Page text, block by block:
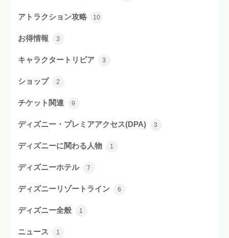
アトラクション攻略 10
お得情報 3
キャラクタートリビア 3
ショップ 2
チケット関連 9
ディズニー・プレミアアクセス(DPA) 3
ディズニーに関わる人物 1
ディズニーホテル 7
ディズニーリゾートライン 6
ディズニー全般 1
ニュース 1